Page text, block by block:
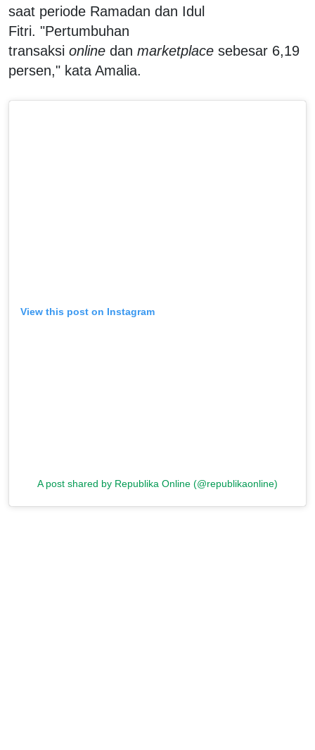
saat periode Ramadan dan Idul
Fitri. "Pertumbuhan
transaksi online dan marketplace sebesar 6,19
persen," kata Amalia.
View this post on Instagram
A post shared by Republika Online (@republikaonline)